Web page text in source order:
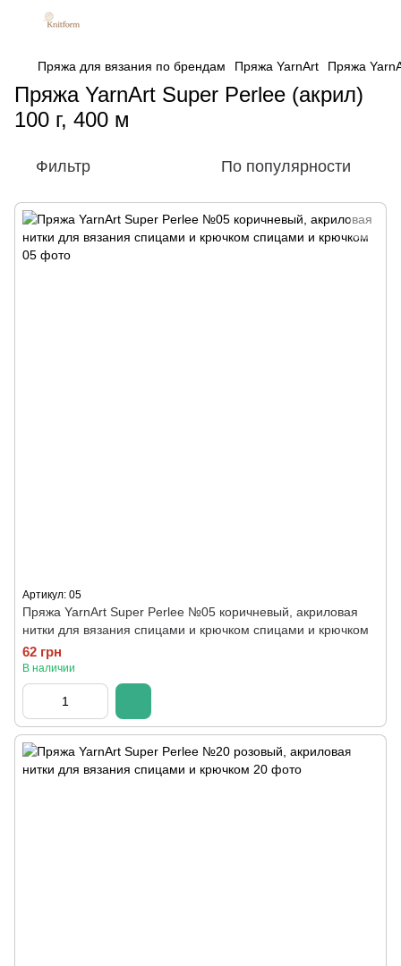
Пряжа для вязания по брендам Пряжа YarnArt Пряжа
Пряжа YarnArt Super Perlee (акрил)
100 г, 400 м
Фильтр По популярности
Артикул: 05
Пряжа YarnArt Super Perlee №05 коричневый, акриловая
нитки для вязания спицами и крючком спицами и крючком
62 грн
В наличии